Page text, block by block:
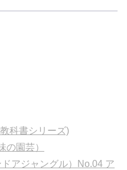
科書シリーズ)
園芸）
アジャングル）No.04 ア